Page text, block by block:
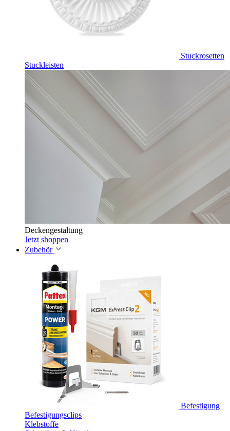
Stuckrosetten
Stuckleisten
Deckengestaltung
Jetzt shoppen
Zubehör
Befestigung
Befestigungsclips
Klebstoffe